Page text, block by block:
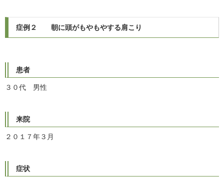
症例 ２ 朝に頭がもやもやする肩こり
患者
３０代 男性
来院
２０１７年３月
症状